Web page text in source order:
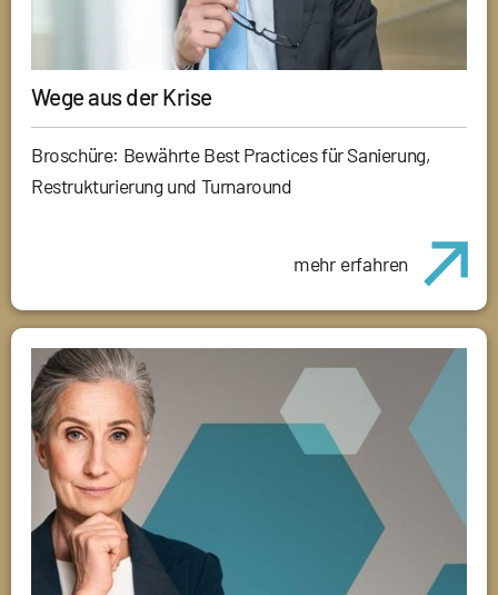
Wege aus der Krise
Broschüre: Bewährte Best Practices für Sanierung,
Restrukturierung und Turnaround
mehr erfahren